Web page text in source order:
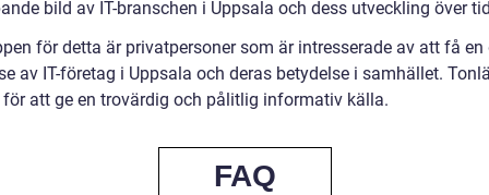
bild av IT-branschen i Uppsala och dess utveckling över
för detta är privatpersoner som är intresserade av att få en
av IT-företag i Uppsala och deras betydelse i samhället.
att ge en trovärdig och pålitlig informativ källa.
FAQ